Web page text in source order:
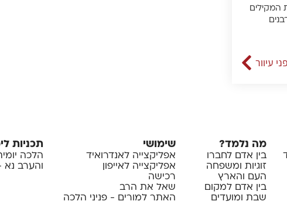
המקילים
עיוור
מה נלמד?
בין אדם לחברו
זוגיות ומשפחה
העם והארץ
בין אדם למקום
שבת ומועדים
שימושי
אפליקצייה לאנדרואיד
אפליקצייה לאייפון
רכישה
שאל את הרב
האתר למורים - פניני הלכה
תכניות
הלכה
והערב נא